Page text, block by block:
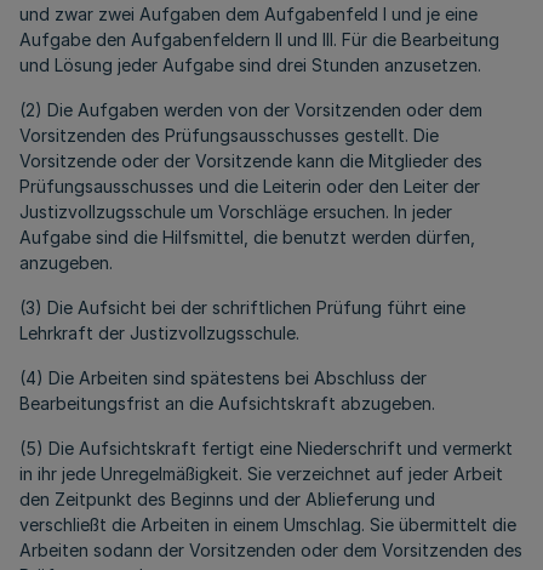
und zwar zwei Aufgaben dem Aufgabenfeld I und je eine
Aufgabe den Aufgabenfeldern II und III. Für die Bearbeitung
und Lösung jeder Aufgabe sind drei Stunden anzusetzen.
(2) Die Aufgaben werden von der Vorsitzenden oder dem
Vorsitzenden des Prüfungsausschusses gestellt. Die
Vorsitzende oder der Vorsitzende kann die Mitglieder des
Prüfungsausschusses und die Leiterin oder den Leiter der
Justizvollzugsschule um Vorschläge ersuchen. In jeder
Aufgabe sind die Hilfsmittel, die benutzt werden dürfen,
anzugeben.
(3) Die Aufsicht bei der schriftlichen Prüfung führt eine
Lehrkraft der Justizvollzugsschule.
(4) Die Arbeiten sind spätestens bei Abschluss der
Bearbeitungsfrist an die Aufsichtskraft abzugeben.
(5) Die Aufsichtskraft fertigt eine Niederschrift und vermerkt
in ihr jede Unregelmäßigkeit. Sie verzeichnet auf jeder Arbeit
den Zeitpunkt des Beginns und der Ablieferung und
verschließt die Arbeiten in einem Umschlag. Sie übermittelt die
Arbeiten sodann der Vorsitzenden oder dem Vorsitzenden des